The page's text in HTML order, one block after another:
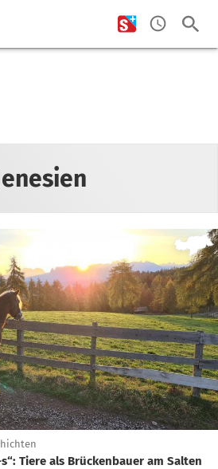
s“: Tiere als Brückenbauer am Salten